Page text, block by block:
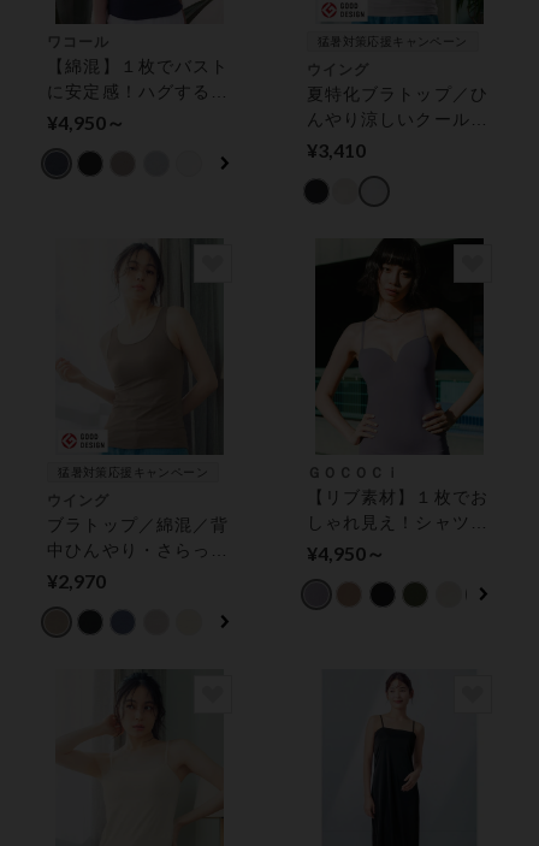
ワコール
【綿混】１枚でバスト
に安定感！ハグするブ
ラトップ カップ付き
¥4,950～
猛暑対策応援キャンペーン
ウイング
夏特化ブラトップ／ひ
んやり涼しいクールメ
ッシュタイプ／汗取り
【シンクロブラトッ
¥3,410
猛暑対策応援キャンペーン
ウイング
ブラトップ／綿混／背
中ひんやり・さらっと
快適／Ｓ〜５Ｌ【シン
ップ付きインナー
¥2,970
ＧＯＣＯＣｉ
【リブ素材】１枚でお
しゃれ見え！シャツや
シースルーとの着合わ
ンナー
¥4,950～